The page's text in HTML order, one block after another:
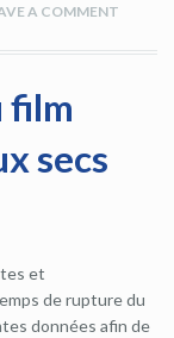
A COMMENT
film
secs
et
de rupture du
données afin de